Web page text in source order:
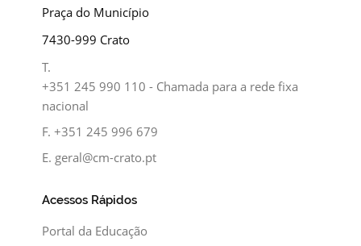
Praça do Município
7430-999 Crato
T.
+351 245 990 110 - Chamada para a rede fixa
nacional
F.+351 245 996 679
E. geral@cm-crato.pt
Acessos Rápidos
Portal da Educação